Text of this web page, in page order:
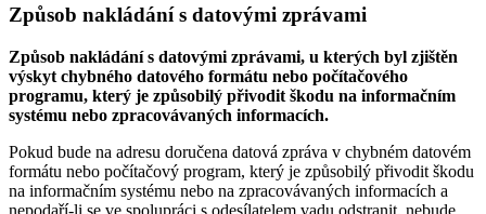
Způsob nakládání s datovými zprávami
Způsob nakládání s datovými zprávami, u kterých byl zjištěn
výskyt chybného datového formátu nebo počítačového
programu, který je způsobilý přivodit škodu na informačním
systému nebo zpracovávaných informacích.
Pokud bude na adresu doručena datová zpráva v chybném datovém
formátu nebo počítačový program, který je způsobilý přivodit škodu
na informačním systému nebo na zpracovávaných informacích a
nepodaří-li se ve spolupráci s odesílatelem vadu odstranit, nebude